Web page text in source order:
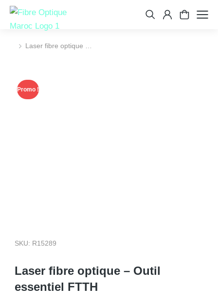
Vous êtes ici :
Laser fibre optique …
Promo !
SKU: R15289
Laser fibre optique – Outil
essentiel FTTH